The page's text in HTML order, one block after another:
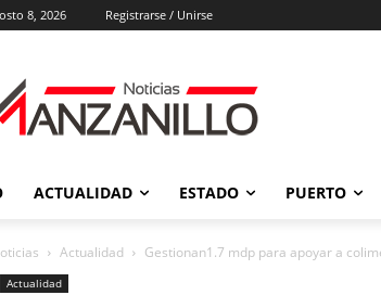
8, 2026 Registrarse / Unirse
ACTUALIDAD ESTADO PUERTO
Actualidad Gestionan1.7 mdp para apoyar a
Actualidad